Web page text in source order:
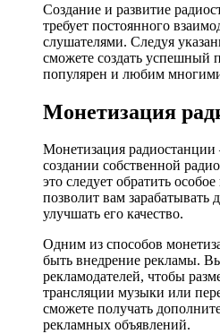
Создание и развитие
требует постоянного
слушателями. Следуя
сможете создать успешный
популярен и любим
Монетизация
Монетизация
создании собственной
это следует обратить
позволит вам зарабатывать
улучшать его качество.
Одним из способов
быть внедрение рекламы.
рекламодателей, чтобы
трансляции музыки или
сможете получать
рекламных объявлений.